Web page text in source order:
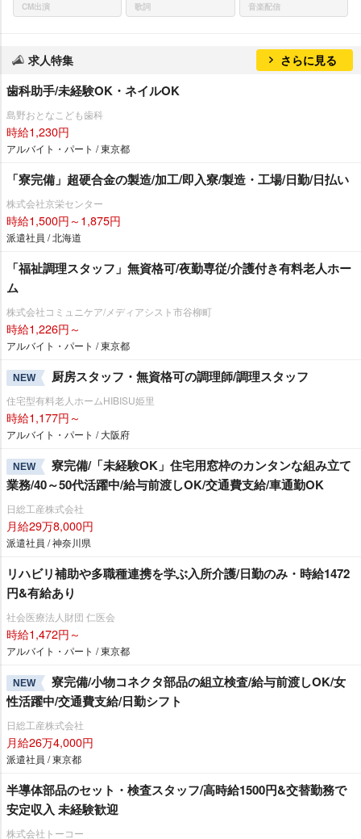
CM出演 歌詞 音楽配信
求人特集 さらに見る
歯科助手/未経験OK・ネイルOK
島野おとなこども歯科
時給1,230円
アルバイト・パート / 東京都
「寮完備」超硬合金の製造/加工/即入寮/製造・工場/日勤/日払い
株式会社京栄センター
時給1,500円～1,875円
派遣社員 / 北海道
「福祉調理スタッフ」無資格可/夜勤専従/介護付き有料老人ホー
ム
株式会社コミュニケア/メディアシスト市谷柳町
時給1,226円～
アルバイト・パート / 東京都
NEW 厨房スタッフ・無資格可の調理師/調理スタッフ
住宅型有料老人ホームHIBISU姫里
時給1,177円～
アルバイト・パート / 大阪府
NEW
寮完備/「未経験OK」住宅用窓枠のカンタンな組み立て
業務/40～50代活躍中/給与前渡しOK/交通費支給/車通勤OK
日総工産株式会社
月給29万8,000円
派遣社員 / 神奈川県
リハビリ補助や多職種連携を学ぶ入所介護/日勤のみ・時給1472
円&有給あり
社会医療法人財団 仁医会
時給1,472円～
アルバイト・パート / 東京都
NEW
寮完備/小物コネクタ部品の組立検査/給与前渡しOK/女
性活躍中/交通費支給/日勤シフト
日総工産株式会社
月給26万4,000円
派遣社員 / 東京都
半導体部品のセット・検査スタッフ/高時給1500円&交替勤務で
安定収入 未経験歓迎
株式会社トーコー